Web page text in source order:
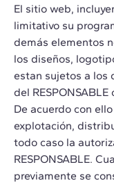
El sitio web,
limitativo su
demás elementos
los diseños,
estan sujetos a los
del
De acuerdo con
explotación,
todo caso la
RESPONSABLE.
previamente se